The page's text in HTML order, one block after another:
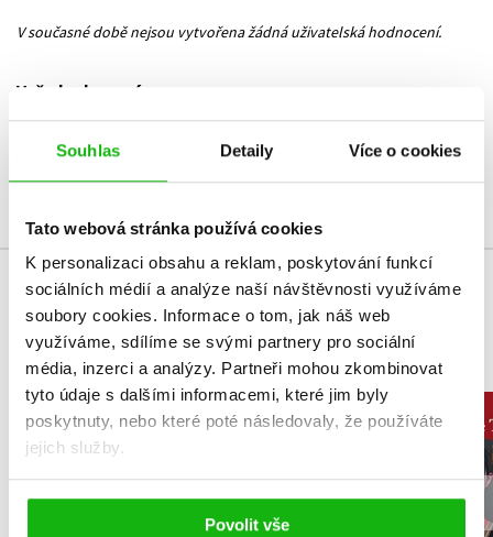
Souhlas Detaily Více o cookies
Tato webová stránka používá cookies
K personalizaci obsahu a reklam, poskytování funkcí
sociálních médií a analýze naší návštěvnosti využíváme
soubory cookies. Informace o tom, jak náš web
využíváme, sdílíme se svými partnery pro sociální
média, inzerci a analýzy. Partneři mohou zkombinovat
tyto údaje s dalšími informacemi, které jim byly
poskytnuty, nebo které poté následovaly, že používáte
jejich služby.
Povolit vše
V současné době nejsou vytvořena žádná uživatelská hodnocení.
Vaše hodnocení
Přihlásit
MOHLO BY VÁS TAKÉ ZAJÍMAT
Asistent
Případy
Smrt ve
čtvrti
na
Frédéric